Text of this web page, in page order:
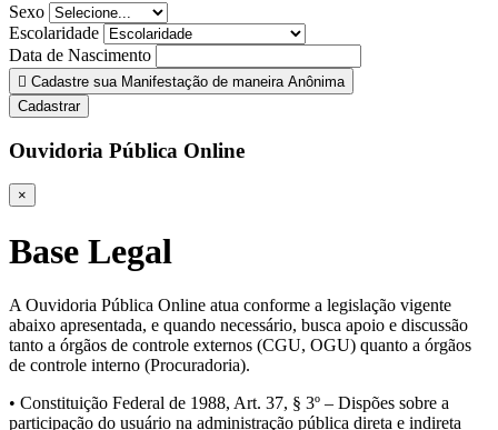
Sexo
Escolaridade
Data de Nascimento
Cadastre sua Manifestação de maneira Anônima
Cadastrar
Ouvidoria Pública Online
×
Base Legal
A Ouvidoria Pública Online atua conforme a legislação vigente
abaixo apresentada, e quando necessário, busca apoio e discussão
tanto a órgãos de controle externos (CGU, OGU) quanto a órgãos
de controle interno (Procuradoria).
• Constituição Federal de 1988, Art. 37, § 3º – Dispões sobre a
participação do usuário na administração pública direta e indireta